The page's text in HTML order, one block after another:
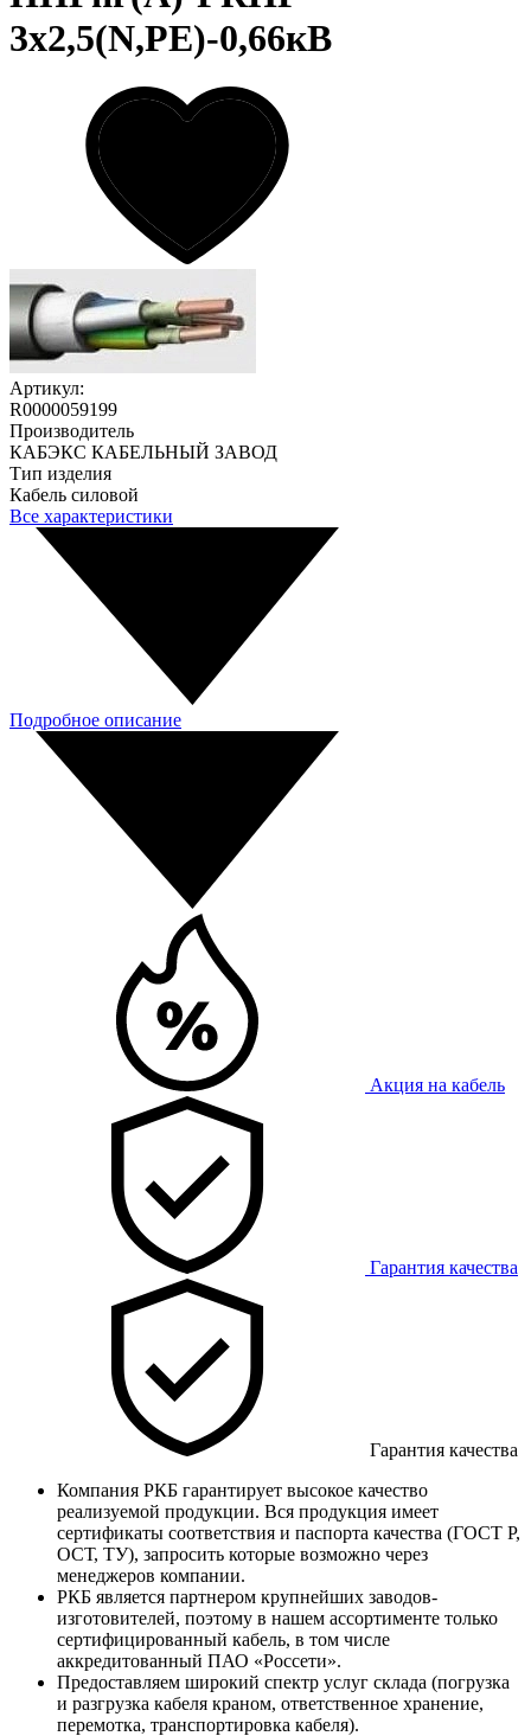
3х2,5(N,PE)-0,66кВ
Артикул:
R0000059199
Производитель
КАБЭКС КАБЕЛЬНЫЙ ЗАВОД
Тип изделия
Кабель силовой
Все характеристики
Подробное описание
Акция на кабель
Гарантия качества
Гарантия качества
Компания РКБ гарантирует высокое качество
реализуемой продукции. Вся продукция имеет
сертификаты соответствия и паспорта качества (ГОСТ Р,
ОСТ, ТУ), запросить которые возможно через
менеджеров компании.
РКБ является партнером крупнейших заводов-
изготовителей, поэтому в нашем ассортименте только
сертифицированный кабель, в том числе
аккредитованный ПАО «Россети».
Предоставляем широкий спектр услуг склада (погрузка
и разгрузка кабеля краном, ответственное хранение,
перемотка, транспортировка кабеля).